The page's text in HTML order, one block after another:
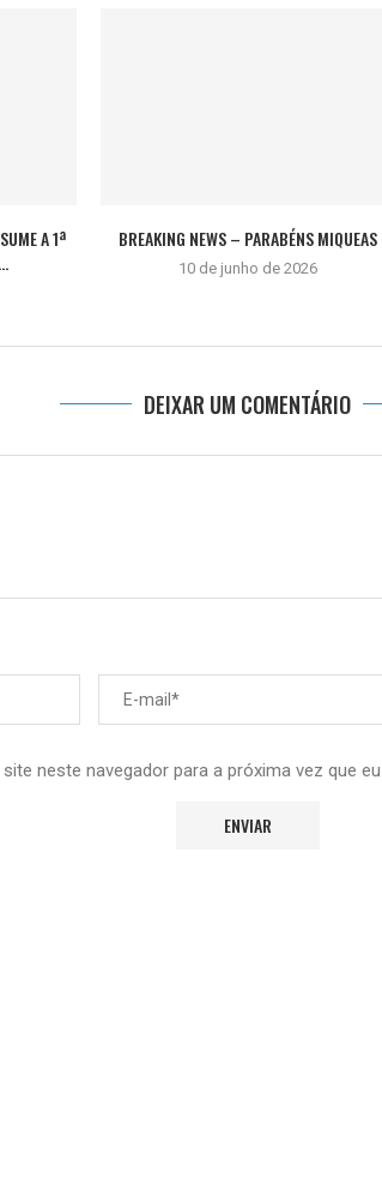
A 1ª
BREAKING NEWS – PARABÉNS MIQUEAS
10 de junho de 2026
DEIXAR UM COMENTÁRIO
neste navegador para a próxima vez que